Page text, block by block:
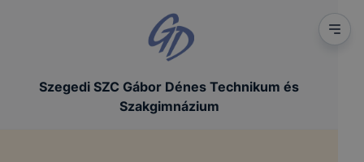
Szegedi SZC Gábor Dénes Technikum és
Szakgimnázium